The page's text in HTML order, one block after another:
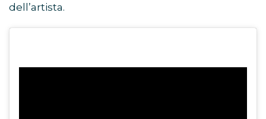
dell’artista.